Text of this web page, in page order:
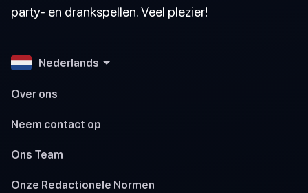
party- en drankspellen. Veel plezier!
Nederlands
Over ons
Neem contact op
Ons Team
Onze Redactionele Normen